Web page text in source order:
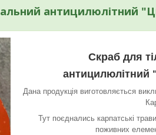
антицилюлітний
Скраб для
антицилюлітний
Дана продукція виготовляється
Тут поєднались карпатські
поживних